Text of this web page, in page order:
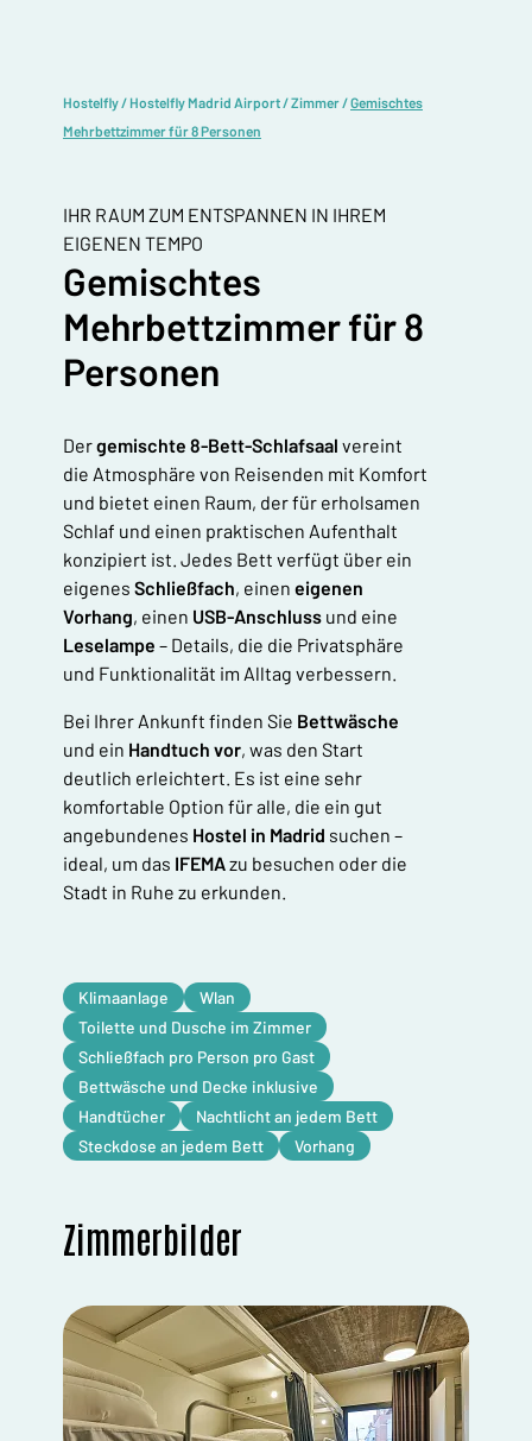
Hostelfly/ Hostelfly Madrid Airport/Zimmer/Gemischtes
Mehrbettzimmer für 8 Personen
IHR RAUM ZUM ENTSPANNEN IN IHREM
EIGENEN TEMPO
Gemischtes
Mehrbettzimmer für 8
Personen
Dergemischte 8-Bett-Schlafsaal vereint
die Atmosphäre von Reisenden mit Komfort
und bietet einen Raum, der für erholsamen
Schlaf und einen praktischen Aufenthalt
konzipiert ist. Jedes Bett verfügt über ein
eigenes Schließfach, einen eigenen
Vorhang, einen USB-Anschluss und eine
Leselampe – Details, die die Privatsphäre
und Funktionalität im Alltag verbessern.
Bei Ihrer Ankunft finden Sie Bettwäsche
und ein Handtuch vor, was den Start
deutlich erleichtert. Es ist eine sehr
komfortable Option für alle, die ein gut
angebundenes Hostel in Madrid suchen –
ideal, um das IFEMAzu besuchen oder die
Stadt in Ruhe zu erkunden.
Klimaanlage
Wlan
Toilette und Dusche im Zimmer
Schließfach pro Person pro Gast
Bettwäsche und Decke inklusive
Handtücher
Nachtlicht an jedem Bett
Steckdose an jedem Bett
Vorhang
Zimmerbilder